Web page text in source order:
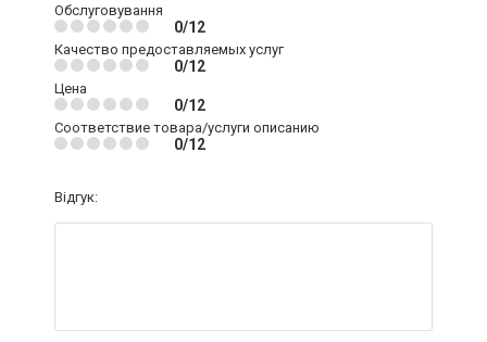
Обслуговування
0/12
Качество предоставляемых услуг
0/12
Цена
0/12
Соответствие товара/услуги описанию
0/12
Відгук: